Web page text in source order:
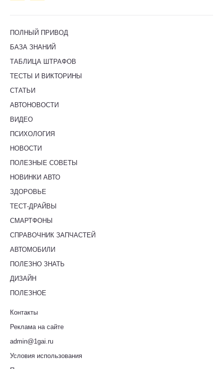
ПОЛНЫЙ ПРИВОД
БАЗА ЗНАНИЙ
ТАБЛИЦА ШТРАФОВ
ТЕСТЫ И ВИКТОРИНЫ
СТАТЬИ
АВТОНОВОСТИ
ВИДЕО
ПСИХОЛОГИЯ
НОВОСТИ
ПОЛЕЗНЫЕ СОВЕТЫ
НОВИНКИ АВТО
ЗДОРОВЬЕ
ТЕСТ-ДРАЙВЫ
СМАРТФОНЫ
СПРАВОЧНИК ЗАПЧАСТЕЙ
АВТОМОБИЛИ
ПОЛЕЗНО ЗНАТЬ
ДИЗАЙН
ПОЛЕЗНОЕ
Контакты
Реклама на сайте
admin@1gai.ru
Условия использования